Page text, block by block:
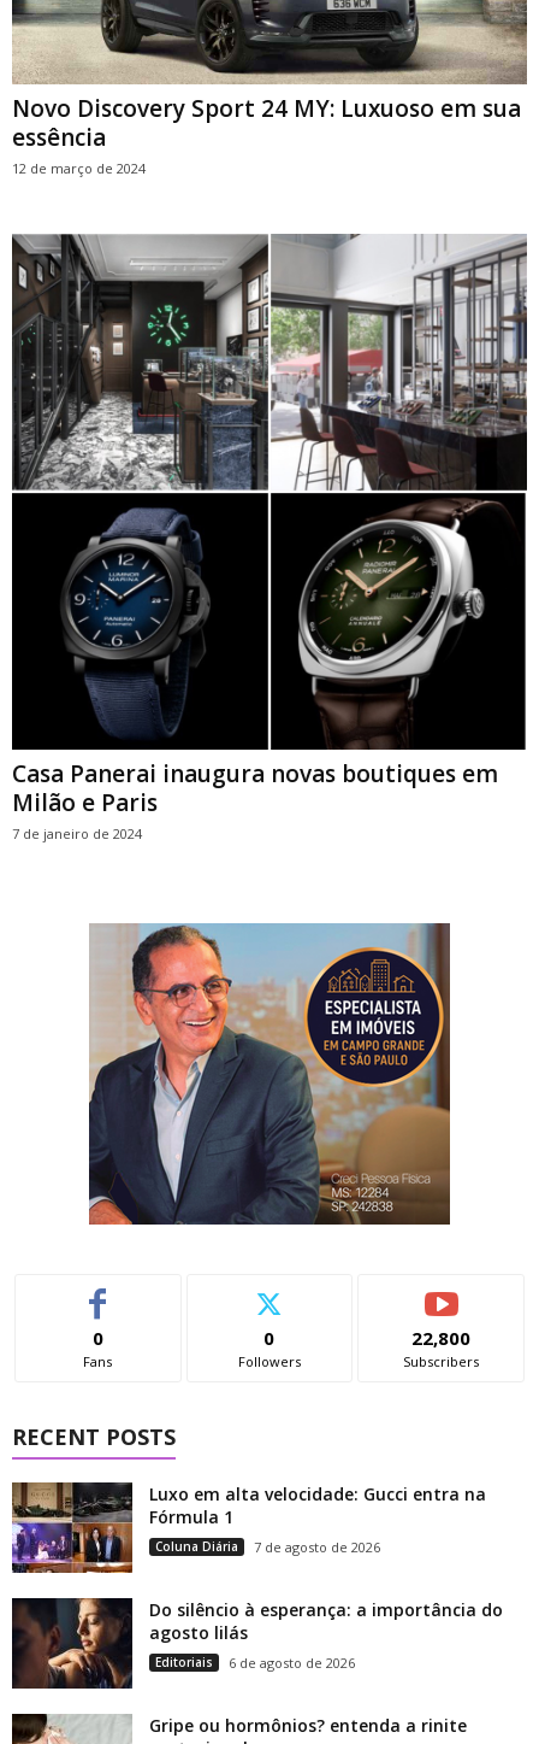
Novo Discovery Sport 24 MY: Luxuoso em sua
essência
12 de março de 2024
Casa Panerai inaugura novas boutiques em
Milão e Paris
7 de janeiro de 2024
0
Fans
0
Followers
22,800
Subscribers
RECENT POSTS
Luxo em alta velocidade: Gucci entra na
Fórmula 1
Coluna Diária 7 de agosto de 2026
Do silêncio à esperança: a importância do
agosto lilás
Editoriais 6 de agosto de 2026
Gripe ou hormônios? entenda a rinite